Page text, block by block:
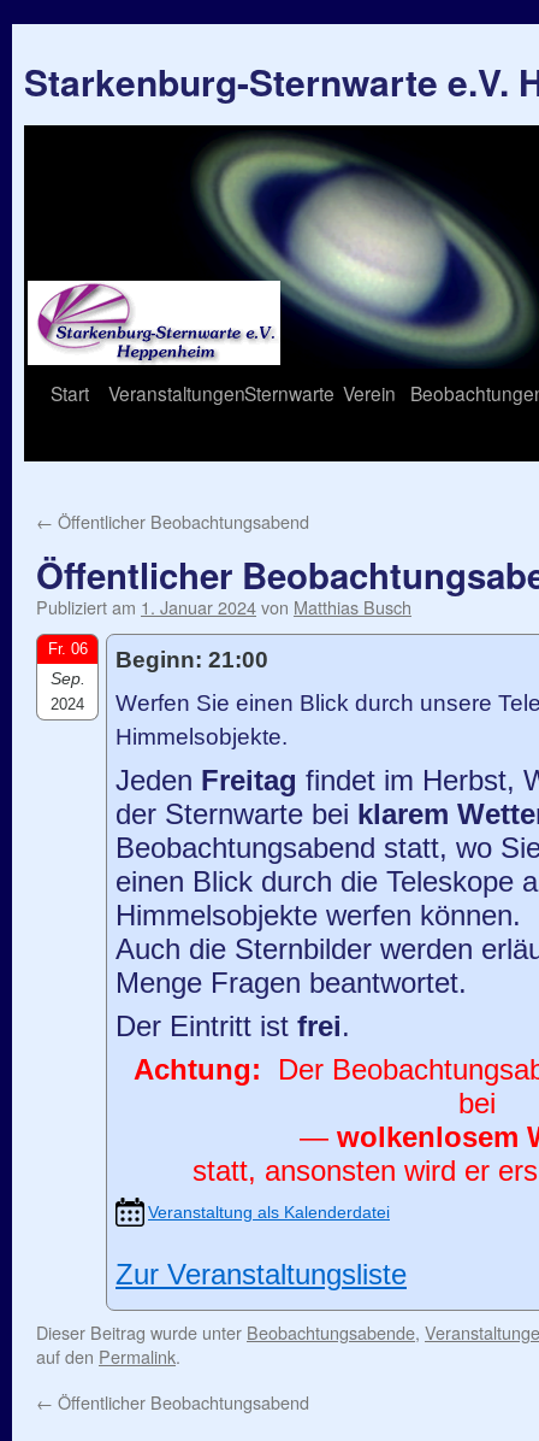
Starkenburg-Sternwarte e.V.
Springe
Start VeranstaltungenSternwarte Verein
← Öffentlicher Beobachtungsabend
Öffentlicher
Publiziert am 1. Januar 2024von Matthias Busch
Fr. 06
Sep.
2024
Beginn: 21:00
Werfen Sie einen Blick durch unsere
Himmelsobjekte.
Jeden Freitag findet im Herbst,
der Sternwarte bei klarem
Beobachtungsabend statt, wo
einen Blick durch die Teleskope
Himmelsobjekte werfen können.
Auch die Sternbilder werden
Menge Fragen beantwortet.
Der Eintritt ist frei.
Achtung: Der
bei
— wolkenlosem
statt, ansonsten wird er
Veranstaltung als Kalenderdatei
Zur Veranstaltungsliste
Dieser Beitrag wurde unter Beobachtungsabende,
auf den Permalink.
← Öffentlicher Beobachtungsabend